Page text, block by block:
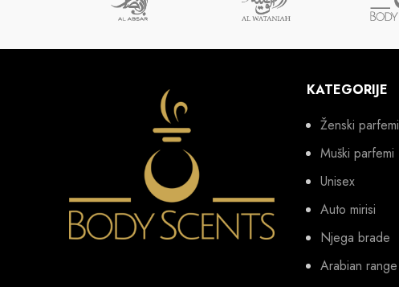
KATEGORIJE
Ženski parfemi
Muški parfemi
Unisex
Auto mirisi
Njega brade
Arabian range